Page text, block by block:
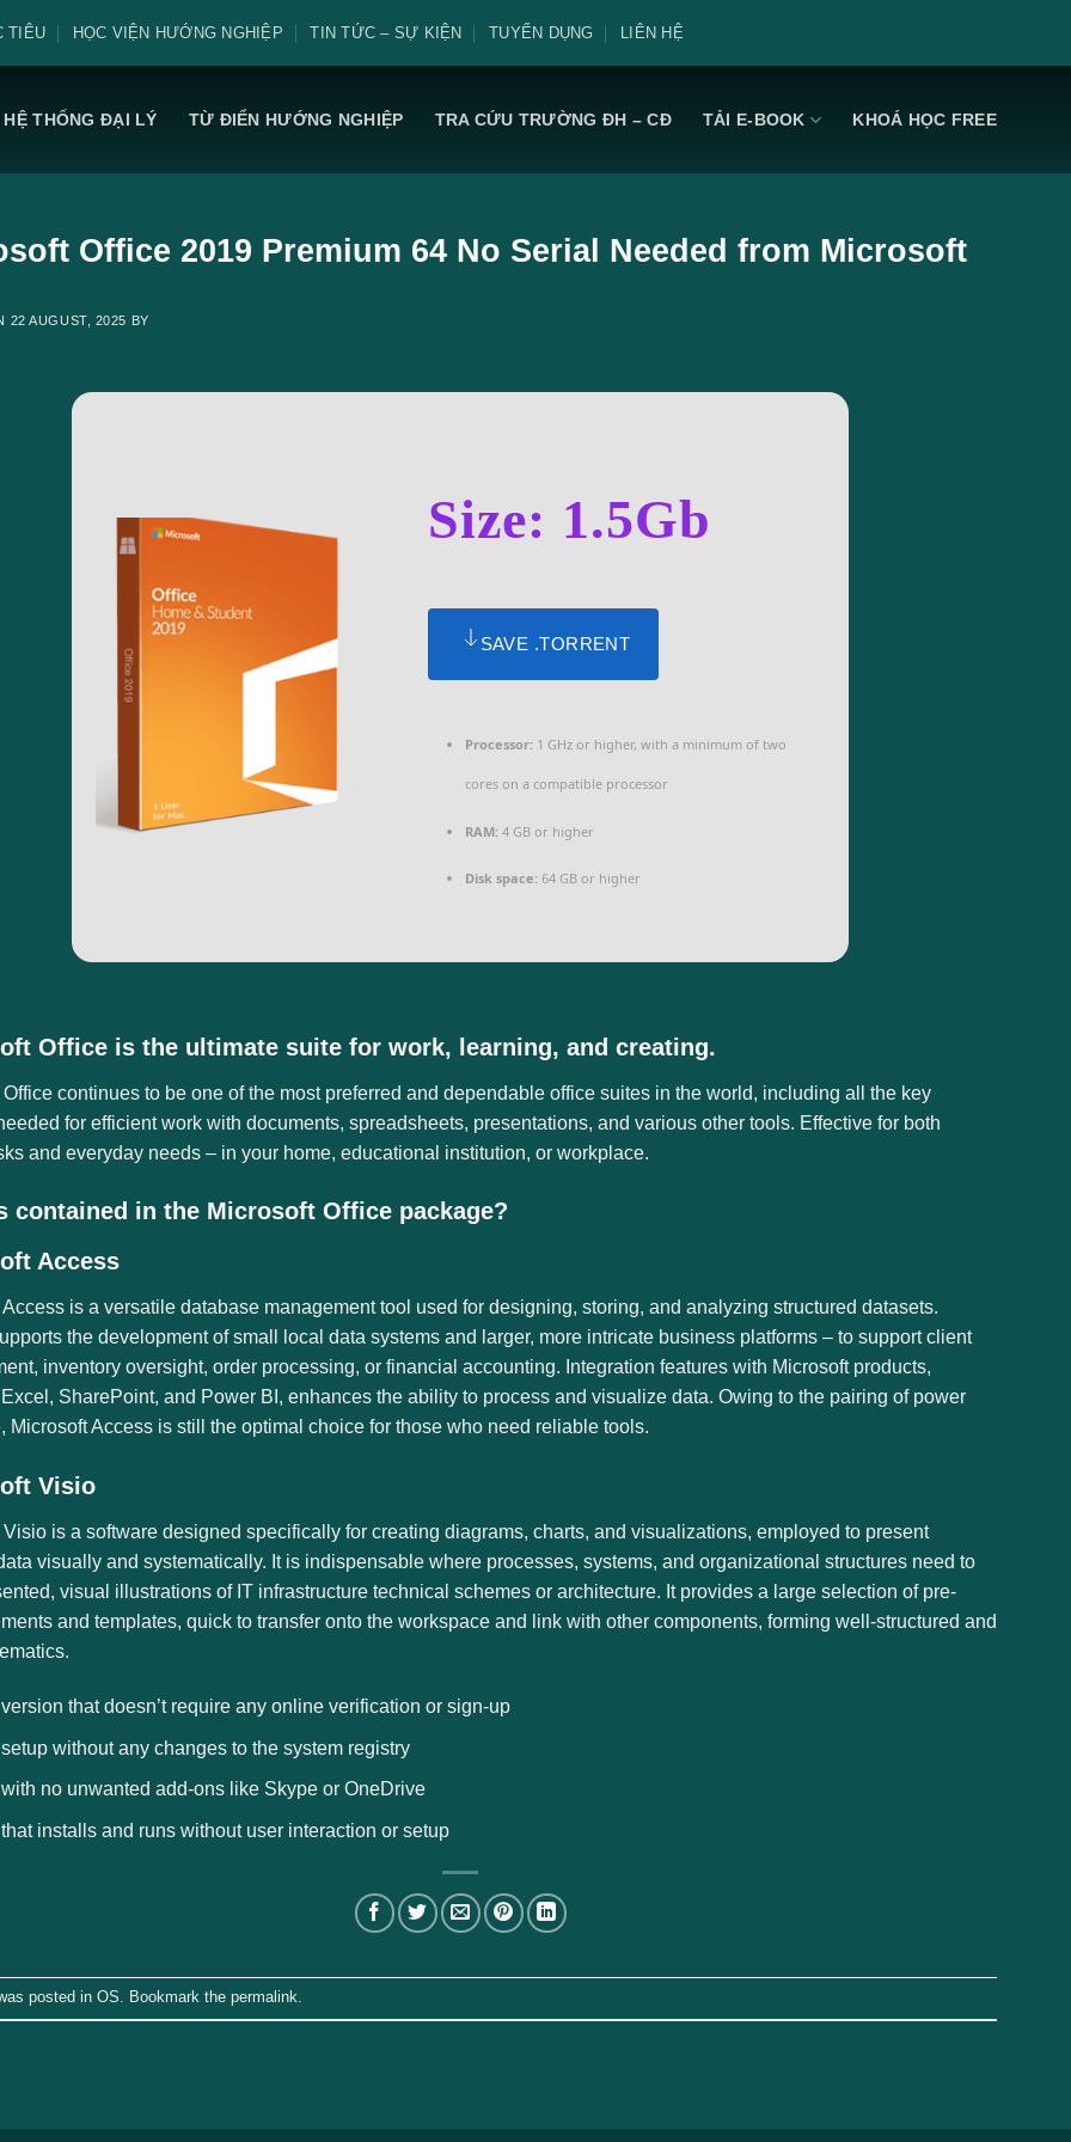
TIÊU HỌC VIỆN HƯỚNG NGHIỆP TIN TỨC – SỰ KIỆN TUYỂN DỤNG LIÊN HỆ
HỆ THỐNG ĐẠI LÝ TỪ ĐIỂN HƯỚNG NGHIỆP TRA CỨU TRƯỜNG ĐH – CĐ TẢI E-BOOK KHOÁ HỌC FREE
Office 2019 Premium 64 No Serial Needed from Microsoft
22 AUGUST, 2025 BY
Size: 1.5Gb
SAVE .TORRENT
Processor:1 GHz or higher, with a minimum of two
cores on a compatible processor
RAM:4 GB or higher
Disk space:64 GB or higher
Office is the ultimate suite for work, learning, and creating.
Office continues to be one of the most preferred and dependable office suites in the world, including all the key
for efficient work with documents, spreadsheets, presentations, and various other tools. Effective for both
and everyday needs – in your home, educational institution, or workplace.
contained in the Microsoft Office package?
Access
Access is a versatile database management tool used for designing, storing, and analyzing structured datasets.
the development of small local data systems and larger, more intricate business platforms – to support client
inventory oversight, order processing, or financial accounting. Integration features with Microsoft products,
SharePoint, and Power BI, enhances the ability to process and visualize data. Owing to the pairing of power
Microsoft Access is still the optimal choice for those who need reliable tools.
Visio
Visio is a software designed specifically for creating diagrams, charts, and visualizations, employed to present
visually and systematically. It is indispensable where processes, systems, and organizational structures need to
visual illustrations of IT infrastructure technical schemes or architecture. It provides a large selection of pre-
and templates, quick to transfer onto the workspace and link with other components, forming well-structured and
that doesn’t require any online verification or sign-up
without any changes to the system registry
no unwanted add-ons like Skype or OneDrive
installs and runs without user interaction or setup
posted in OS. Bookmark the permalink.